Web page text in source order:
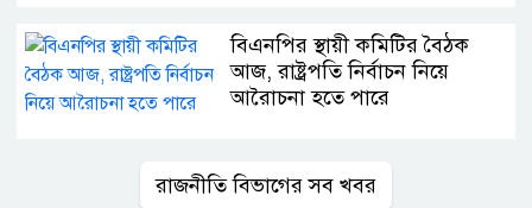
বিএনপির স্থায়ী কমিটির বৈঠক
আজ, রাষ্ট্রপতি নির্বাচন নিয়ে
আরৈাচনা হতে পারে
রাজনীতি বিভাগের সব খবর